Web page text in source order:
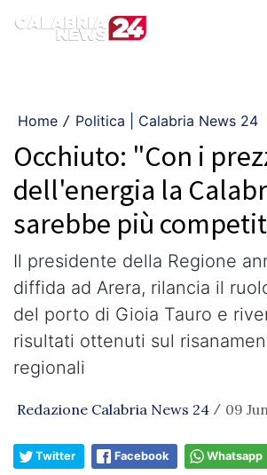
Home / Politica | Calabria News 24
Occhiuto: "Con i
dell'energia la
sarebbe più
Il presidente della Regione
diffida ad Arera, rilancia il
del porto di Gioia Tauro e
risultati ottenuti sul
regionali
Redazione Calabria News 24 / 09
Twitter Facebook Whatsapp